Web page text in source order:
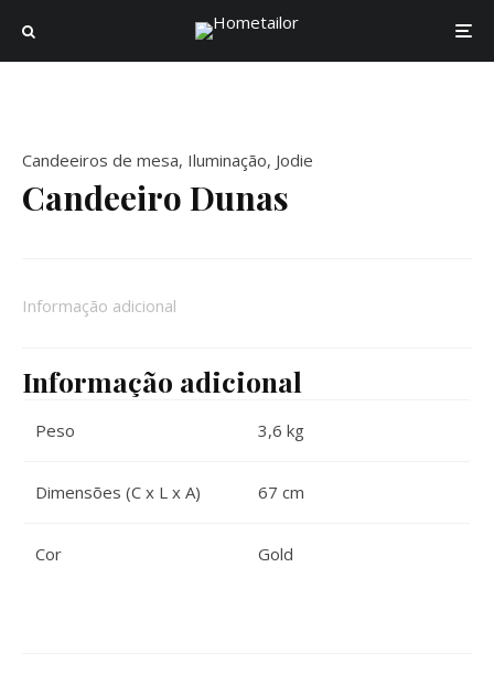
Candeeiros de mesa, Iluminação, Jodie
Candeeiro Dunas
Informação adicional
Informação adicional
Peso 3,6 kg
Dimensões (C x L x A) 67 cm
Cor Gold